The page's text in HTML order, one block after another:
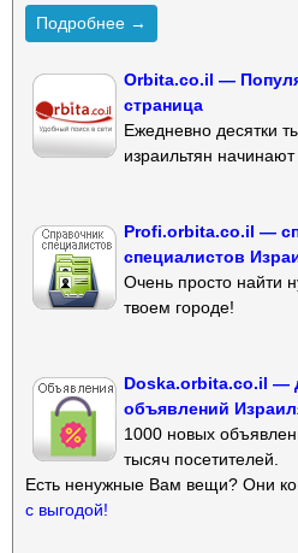
Подробнее →
Orbita.co.il —
страница
Ежедневно десятки
израильтян
Profi.orbita.co.il —
специалистов
Очень просто найти
твоем городе!
Doska.orbita.co.il —
объявлений
1000 новых
тысяч посетителей.
Есть ненужные Вам вещи? Они
с выгодой!